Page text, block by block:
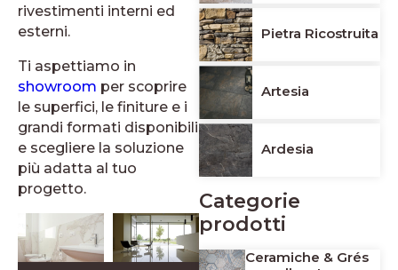
rivestimenti interni ed
esterni.
Ti aspettiamo in
showroom per scoprire
le superfici, le finiture e i
grandi formati disponibili
e scegliere la soluzione
più adatta al tuo
progetto.
Pietra Ricostruita
Artesia
Ardesia
Categorie
prodotti
Ceramiche & Grés